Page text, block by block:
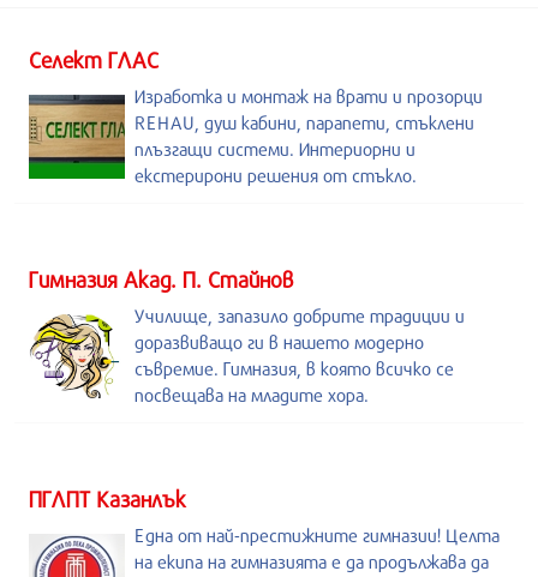
Селект ГЛАС
Изработка и монтаж на врати и прозорци
REHAU, душ кабини, парапети, стъклени
плъзгащи системи. Интериорни и
екстерирони решения от стъкло.
Гимназия Акад. П. Стайнов
Училище, запазило добрите традиции и
доразвиващо ги в нашето модерно
съвремие. Гимназия, в която всичко се
посвещава на младите хора.
ПГЛПТ Казанлък
Една от най-престижните гимназии! Целта
на екипа на гимназията е да продължава да